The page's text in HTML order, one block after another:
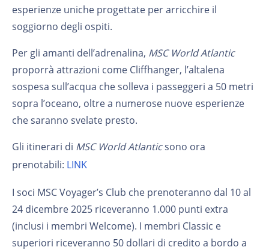
esperienze uniche progettate per arricchire il
soggiorno degli ospiti.
Per gli amanti dell’adrenalina, MSC World Atlantic
proporrà attrazioni come Cliffhanger, l’altalena
sospesa sull’acqua che solleva i passeggeri a 50 metri
sopra l’oceano, oltre a numerose nuove esperienze
che saranno svelate presto.
Gli itinerari di MSC World Atlanticsono ora
prenotabili: LINK
I soci MSC Voyager’s Club che prenoteranno dal 10 al
24 dicembre 2025 riceveranno 1.000 punti extra
(inclusi i membri Welcome). I membri Classic e
superiori riceveranno 50 dollari di credito a bordo a